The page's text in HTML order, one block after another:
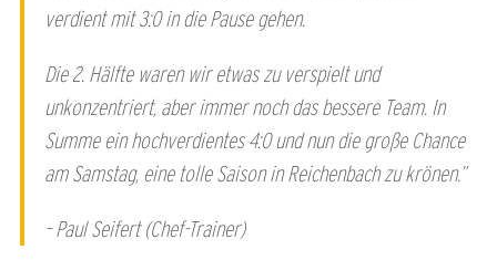
verdient mit 3:0 in die Pause gehen.
Die 2. Hälfte waren wir etwas zu verspielt und
unkonzentriert, aber immer noch das bessere Team. In
Summe ein hochverdientes 4:0 und nun die große Chance
am Samstag, eine tolle Saison in Reichenbach zu krönen.”
– Paul Seifert (Chef-Trainer)